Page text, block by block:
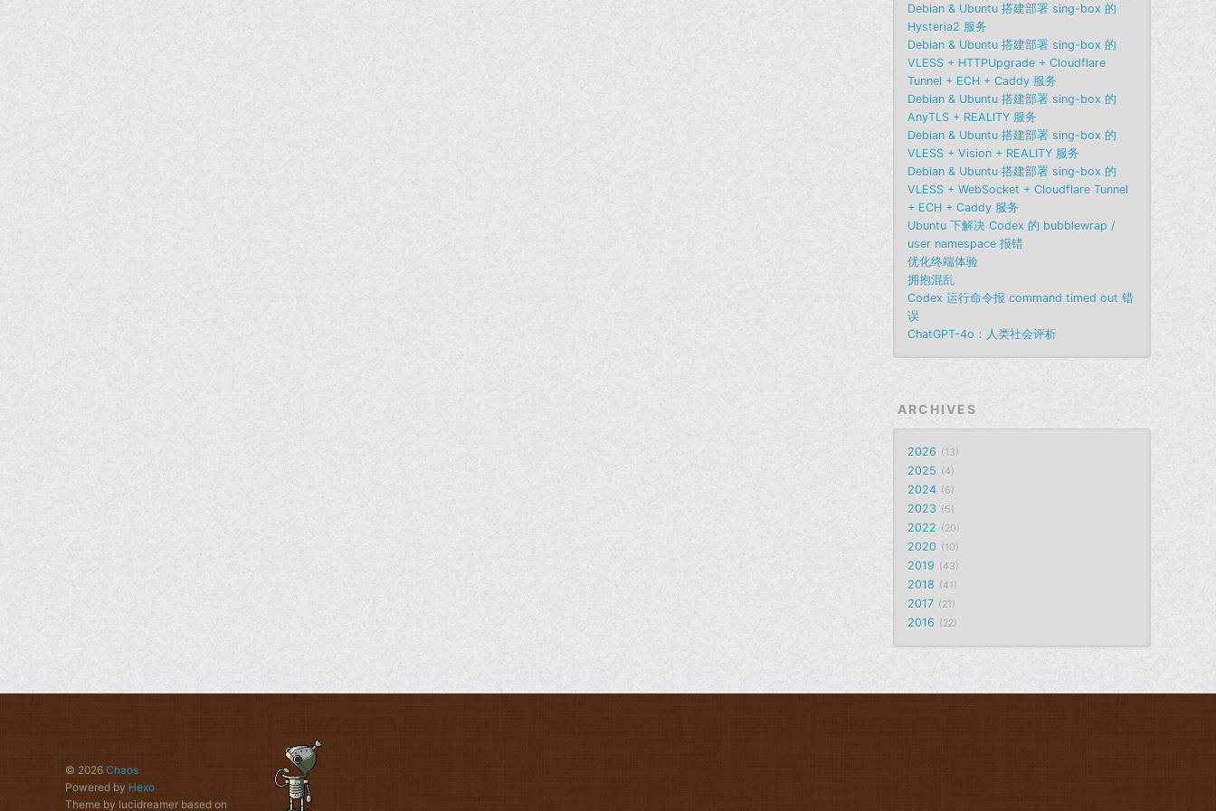
Debian & Ubuntu 搭建部署 sing-box 的
Hysteria2 服务
Debian & Ubuntu 搭建部署 sing-box 的
VLESS + HTTPUpgrade + Cloudflare
Tunnel + ECH + Caddy 服务
Debian & Ubuntu 搭建部署 sing-box 的
AnyTLS + REALITY 服务
Debian & Ubuntu 搭建部署 sing-box 的
VLESS + Vision + REALITY 服务
Debian & Ubuntu 搭建部署 sing-box 的
VLESS + WebSocket + Cloudflare Tunnel
+ ECH + Caddy 服务
Ubuntu 下解决 Codex 的 bubblewrap /
user namespace 报错
优化终端体验
拥抱混乱
Codex 运行命令报 command timed out 错
误
ChatGPT-4o：人类社会评析
ARCHIVES
2026 13
2025 4
2024 6
2023 5
2022 20
2020 10
2019 43
2018 41
2017 21
2016 22
© 2026Chaos
Powered by Hexo
Theme by lucidreamer based on